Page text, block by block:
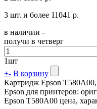
3 шт. и более 11041 р.
в наличии -
получи в четверг
1шт
+- В корзину
Картридж Epson
Epson для принтеров:
Epson T580A00 цена,